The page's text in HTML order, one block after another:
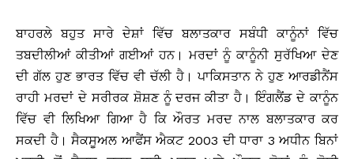
ਬਾਹਰਲੇ ਬਹੁਤ ਸਾਰੇ ਦੇਸ਼ਾਂ ਵਿੱਚ ਬਲਾਤਕਾਰ ਸਬੰਧੀ ਕਾਨੂੰਨਾਂ ਵਿੱਚ
ਤਬਦੀਲੀਆਂ ਕੀਤੀਆਂ ਗਈਆਂ ਹਨ। ਮਰਦਾਂ ਨੂੰ ਕਾਨੂੰਨੀ ਸੁਰੱਖਿਆ ਦੇਣ
ਦੀ ਗੱਲ ਹੁਣ ਭਾਰਤ ਵਿੱਚ ਵੀ ਚੱਲੀ ਹੈ। ਪਾਕਿਸਤਾਨ ਨੇ ਹੁਣ ਆਰਡੀਨੈਂਸ
ਰਾਹੀ ਮਰਦਾਂ ਦੇ ਸਰੀਰਕ ਸ਼ੋਸ਼ਣ ਨੂੰ ਦਰਜ ਕੀਤਾ ਹੈ। ਇੰਗਲੈਂਡ ਦੇ ਕਾਨੂੰਨ
ਵਿੱਚ ਵੀ ਲਿਖਿਆ ਗਿਆ ਹੈ ਕਿ ਔਰਤ ਮਰਦ ਨਾਲ ਬਲਾਤਕਾਰ ਕਰ
ਸਕਦੀ ਹੈ। ਸੈਕਸੂਅਲ ਆਫੈਂਸ ਐਕਟ 2003 ਦੀ ਧਾਰਾ 3 ਅਧੀਨ ਬਿਨਾਂ